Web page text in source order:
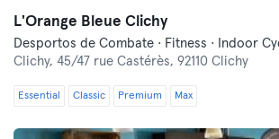
L'Orange Bleue Clichy
Clichy, 45/47 rue Castérès, 92110 Clichy
Essential Classic Premium Max